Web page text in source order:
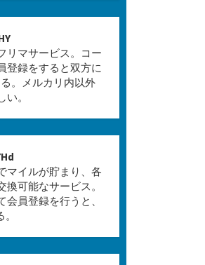
リマサービス。コー
登録をすると双方に
。メルカリ内以外
。
マイルが貯まり、各
可能なサービス。
会員登録を行うと、